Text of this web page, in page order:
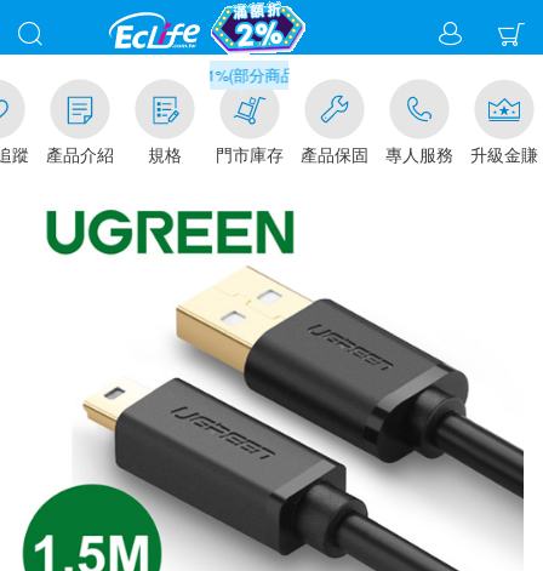
蹤 產品介紹 規格
滿千元門市取貨現折1%(部分商品不適用)-請點我看
門市庫存 產品保固 專人服務 升級金賺